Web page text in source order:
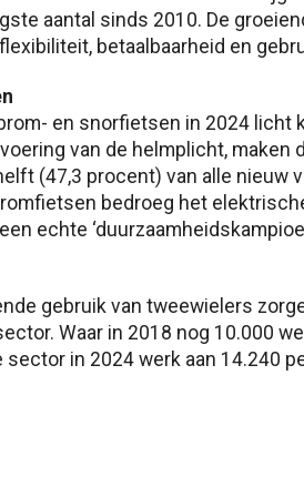
aantal sinds 2010. De
betaalbaarheid en
en snorfietsen in 2024 licht
van de helmplicht,
(47,3 procent) van alle nieuw
bedroeg het
echte
gebruik van tweewielers
Waar in 2018 nog 10.000
in 2024 werk aan 14.240